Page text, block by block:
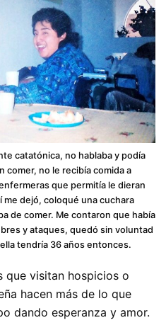
catatónica, no hablaba y podía
comer, no le recibía comida a
que permitía le dieran
me dejó, coloqué una cuchara
de comer. Me contaron que había
y ataques, quedó sin voluntad
tendría 36 años entonces.
que visitan hospicios o
hacen más de lo que
dando esperanza y amor.